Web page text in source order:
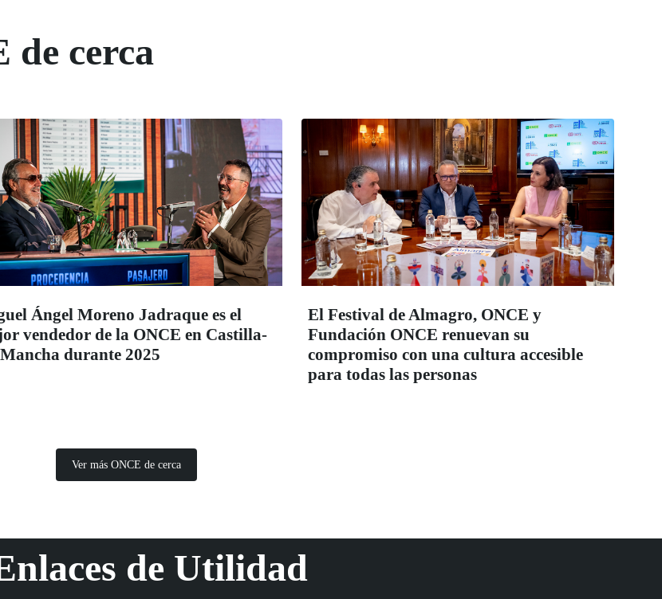
de cerca
Ángel Moreno Jadraque es el
vendedor de la ONCE en Castilla-
durante 2025
El Festival de Almagro, ONCE y
Fundación ONCE renuevan su
compromiso con una cultura accesible
para todas las personas
Ver más ONCE de cerca
de Utilidad